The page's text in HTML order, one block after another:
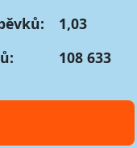
1,03
108 633